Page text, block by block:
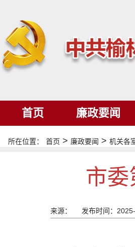
首页 廉政要闻
所在位置： 首页 > 廉政要闻 > 机关各
市
来源： 发布时间：